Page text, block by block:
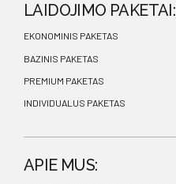
LAIDOJIMO PAKETAI:
EKONOMINIS PAKETAS
BAZINIS PAKETAS
PREMIUM PAKETAS
INDIVIDUALUS PAKETAS
APIE MUS: